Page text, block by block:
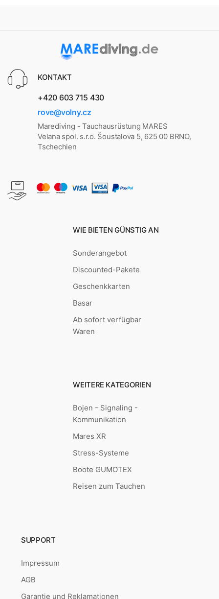
KONTAKT
+420 603 715 430
rove@volny.cz
Marediving - Tauchausrüstung MARES
Velana spol. s.r.o. Šoustalova 5, 625 00 BRNO,
Tschechien
WIE BIETEN GÜNSTIG AN
Sonderangebot
Discounted-Pakete
Geschenkkarten
Basar
Ab sofort verfügbar
Waren
WEITERE KATEGORIEN
Bojen - Signaling -
Kommunikation
Mares XR
Stress-Systeme
Boote GUMOTEX
Reisen zum Tauchen
SUPPORT
Impressum
AGB
Garantie und Reklamationen